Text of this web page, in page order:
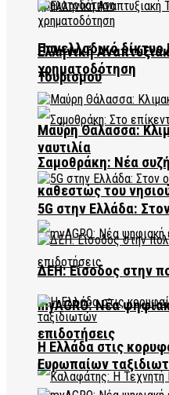
Πανελλαδικό
Τουρισμού
Σαμοθράκη: Νέα
καθεστώς του
myAGRO: Νέα
επιδοτήσεις
Ελληνική
χρηματοδότηση
Μαύρη Θάλασσα:
ναυτιλία
5G στην Ελλάδα:
ΔΕΗ: Είσοδος στην
Η Ελλάδα στις
Ευρωπαίων